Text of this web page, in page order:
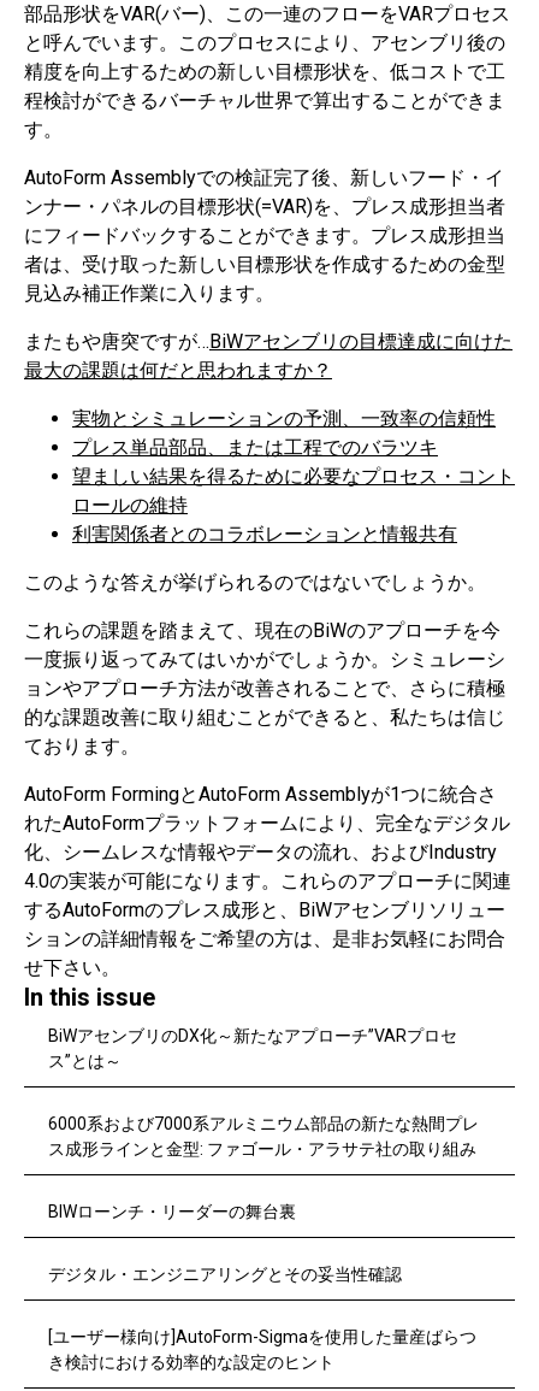
部品形状をVAR(バー)、この一連のフローをVARプロセス
と呼んでいます。このプロセスにより、アセンブリ後の
精度を向上するための新しい目標形状を、低コストで工
程検討ができるバーチャル世界で算出することができま
す。
AutoForm Assemblyでの検証完了後、新しいフード・イ
ンナー・パネルの目標形状(=VAR)を、プレス成形担当者
にフィードバックすることができます。プレス成形担当
者は、受け取った新しい目標形状を作成するための金型
見込み補正作業に入ります。
またもや唐突ですが…BiWアセンブリの目標達成に向けた
最大の課題は何だと思われますか？
実物とシミュレーションの予測、一致率の信頼性
プレス単品部品、または工程でのバラツキ
望ましい結果を得るために必要なプロセス・コント
ロールの維持
利害関係者とのコラボレーションと情報共有
このような答えが挙げられるのではないでしょうか。
これらの課題を踏まえて、現在のBiWのアプローチを今
一度振り返ってみてはいかがでしょうか。シミュレーシ
ョンやアプローチ方法が改善されることで、さらに積極
的な課題改善に取り組むことができると、私たちは信じ
ております。
AutoForm FormingとAutoForm Assemblyが1つに統合さ
れたAutoFormプラットフォームにより、完全なデジタル
化、シームレスな情報やデータの流れ、およびIndustry
4.0の実装が可能になります。これらのアプローチに関連
するAutoFormのプレス成形と、BiWアセンブリソリュー
ションの詳細情報をご希望の方は、是非お気軽にお問合
せ下さい。
In this issue
BiWアセンブリのDX化～新たなアプローチ”VARプロセ
ス”とは～
6000系および7000系アルミニウム部品の新たな熱間プレ
ス成形ラインと金型: ファゴール・アラサテ社の取り組み
BIWローンチ・リーダーの舞台裏
デジタル・エンジニアリングとその妥当性確認
[ユーザー様向け]AutoForm-Sigmaを使用した量産ばらつ
き検討における効率的な設定のヒント